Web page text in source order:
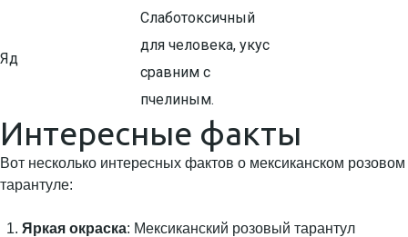
Яд
Слаботоксичный
для человека, укус
сравним с
пчелиным.
Интересные факты
Вот несколько интересных фактов о мексиканском розовом
тарантуле:
Яркая окраска: Мексиканский розовый тарантул